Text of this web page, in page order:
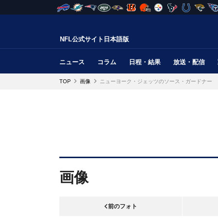
NFL公式サイト日本語版
ニュース コラム 日程・結果 放送・配信
TOP 画像 ニューヨーク・ジェッツのソース・ガードナー
画像
前のフォト